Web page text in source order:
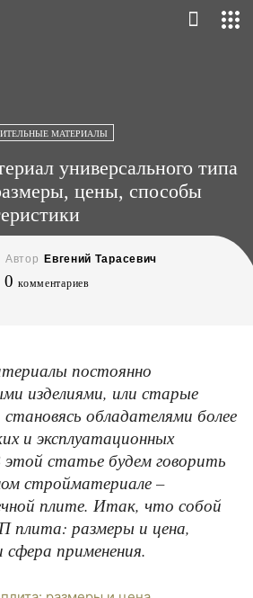
МАТЕРИАЛЫ
универсального типа
цены, способы
Автор Евгений Тарасевич
0 комментариев
постоянно
изделиями, или старые
обладателями более
и эксплуатационных
статье будем говорить
стройматериале –
плите. Итак, что собой
плита: размеры и цена,
применения.